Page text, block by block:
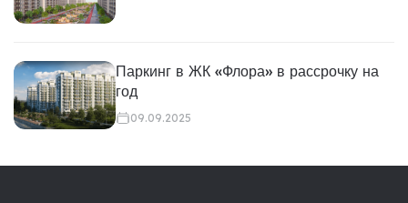
Паркинг в ЖК «Флора» в рассрочку на
год
09.09.2025